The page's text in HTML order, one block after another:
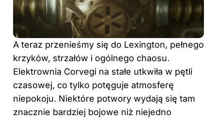
A teraz przenieśmy się do Lexington, pełnego
krzyków, strzałów i ogólnego chaosu.
Elektrownia Corvegi na stałe utkwiła w pętli
czasowej, co tylko potęguje atmosferę
niepokoju. Niektóre potwory wydają się tam
znacznie bardziej bojowe niż niejedno